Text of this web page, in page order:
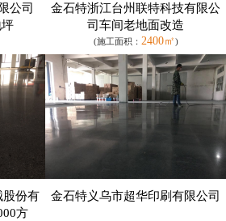
公司
金石特浙江台州联特科技有限公
司车间老地面改造
(施工面积： 2400㎡)
股份有
方
金石特义乌市超华印刷有限公司